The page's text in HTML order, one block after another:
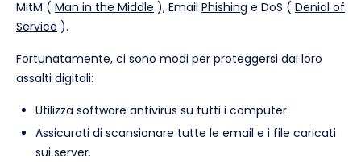
MitM ( Man in the Middle ), Email Phishing e DoS ( Denial of
Service ).
Fortunatamente, ci sono modi per proteggersi dai loro
assalti digitali:
Utilizza software antivirus su tutti i computer.
Assicurati di scansionare tutte le email e i file caricati
sui server.